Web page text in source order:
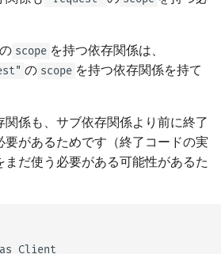
の scope を持つ依存関係は、
の scope を持つ依存関係を持て
関係も、サブ依存関係より前に終了
要があるためです（終了コードの実
だ使う必要がある可能性があるた
Client